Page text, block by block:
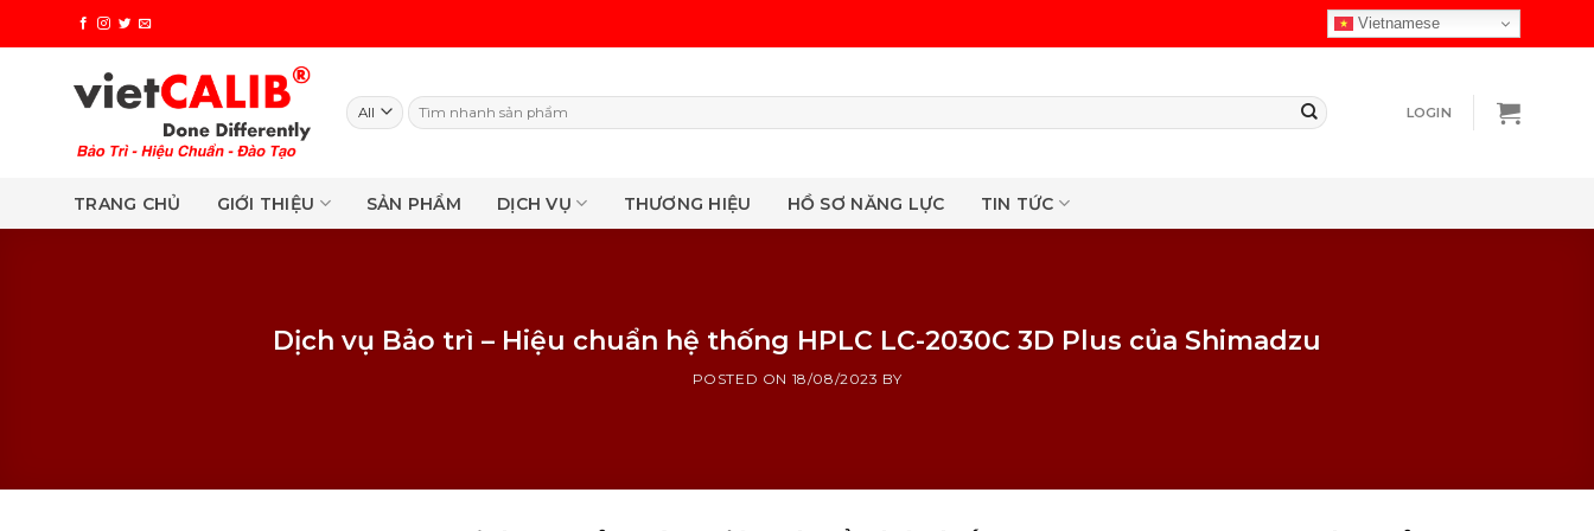
content
Vietnamese
Search
for:
LOGIN
TRANG CHỦ GIỚI THIỆU SẢN PHẨM DỊCH VỤ THƯƠNG HIỆU HỒ SƠ NĂNG LỰC TIN TỨC
Dịch vụ Bảo trì – Hiệu chuẩn hệ thống HPLC LC-2030C 3D Plus của Shimadzu
POSTED ON 18/08/2023 BY